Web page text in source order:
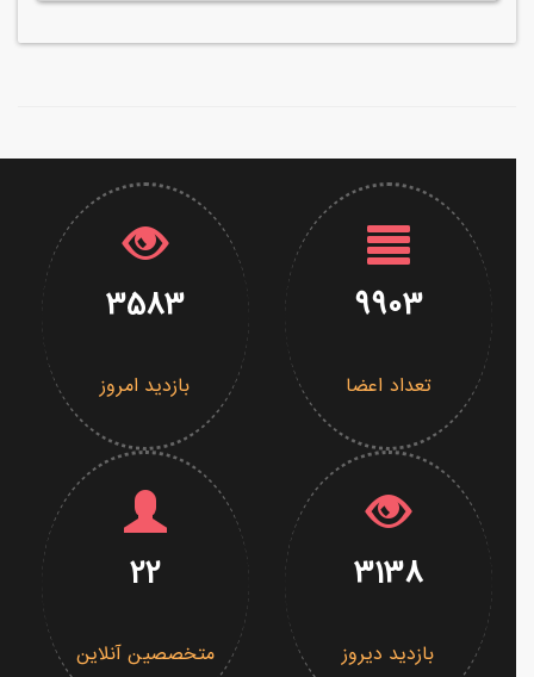
9903
تعداد اعضا
3583
بازدید امروز
3138
بازدید دیروز
22
متخصصین آنلاین